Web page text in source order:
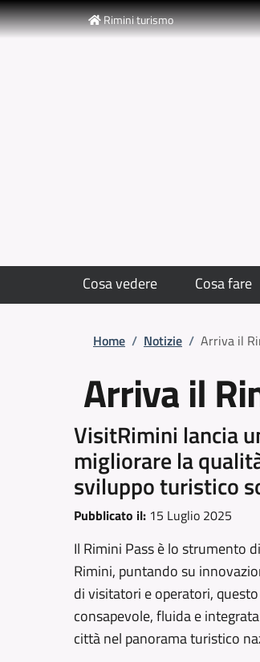
Salta al contenuto principale
Skip to footer content
Rimini turismoSlim
Cosa vedere Cosa fare
Briciole di
Home / Notizie / Arriva il
Arriva il
VisitRimini lancia
migliorare la
sviluppo turistico
Pubblicato il: 15 Luglio 2025
Il Rimini Pass è lo strumento
Rimini, puntando su
di visitatori e operatori,
consapevole, fluida e
città nel panorama turistico